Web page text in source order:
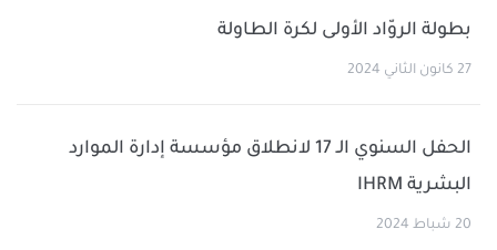
بطولة الروّاد الأولى لكرة الطاولة
27 كانون الثاني 2024
الحفل السنوي الـ 17 لانطلاق مؤسسة إدارة الموارد
البشرية IHRM
20 شباط 2024